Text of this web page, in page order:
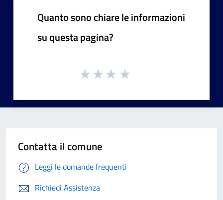
Quanto sono chiare le informazioni
su questa pagina?
Contatta il comune
Leggi le domande frequenti
Richiedi Assistenza